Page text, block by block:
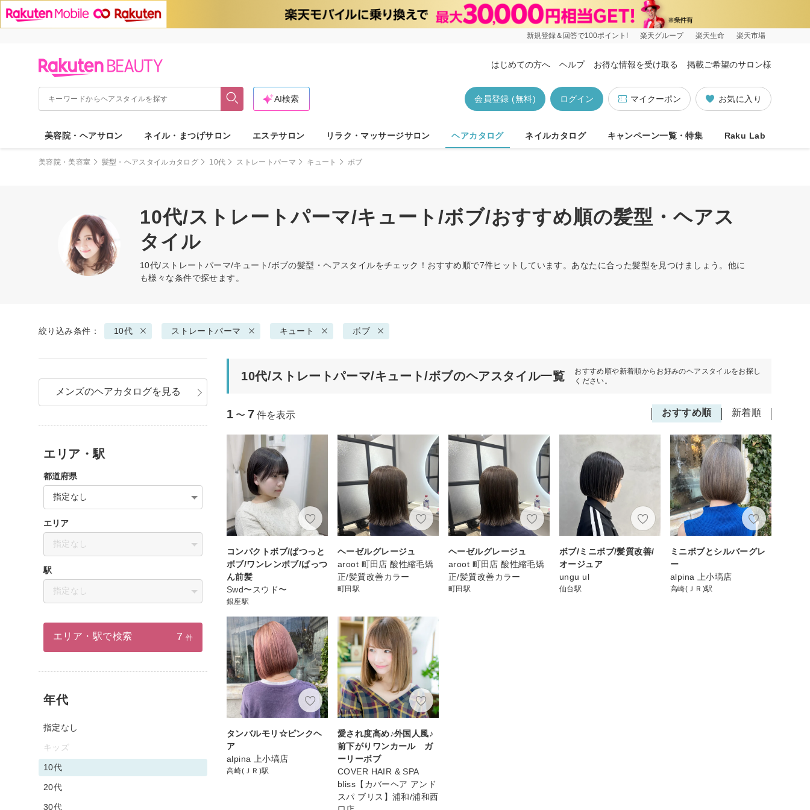
新規登録＆回答で100ポイント! 楽天グループ 楽天生命 楽天市場
はじめての方へ ヘルプ お得な情報を受け取る 掲載ご希望のサロン様
お気に入り
マイクーポン
ログイン
会員登録 (無料)
AI検索
美容院・ヘアサロン ネイル・まつげサロン エステサロン リラク・マッサージサロン ヘアカタログ ネイルカタログ キャンペーン一覧・特集 Raku Lab
美容院・美容室 髪型・ヘアスタイルカタログ 10代 ストレートパーマ キュート ボブ
10代/ストレートパーマ/キュート/ボブ/おすすめ順の髪型・ヘアス
タイル
10代/ストレートパーマ/キュート/ボブの髪型・ヘアスタイルをチェック！おすすめ順で7件ヒットしています。あなたに合った髪型を見つけましょう。他に
も様々な条件で探せます。
絞り込み条件： 10代 ストレートパーマ キュート ボブ
10代/ストレートパーマ/キュート/ボブのヘアスタイル一覧
おすすめ順や新着順からお好みのヘアスタイルをお探し
ください。
おすすめ順 新着順
1 〜 7 件を表示
コンパクトボブ/ぱつっと
ボブ/ワンレンボブ/ぱっつ
ん前髪
Swd〜スウド〜
銀座駅
ヘーゼルグレージュ
aroot 町田店 酸性縮毛矯
正/髪質改善カラー
町田駅
ヘーゼルグレージュ
aroot 町田店 酸性縮毛矯
正/髪質改善カラー
町田駅
ボブ/ミニボブ/髪質改善/
オージュア
ungu ul
仙台駅
ミニボブとシルバーグレ
ー
alpina 上小塙店
高崎(ＪＲ)駅
タンバルモリ☆ピンクヘ
ア
alpina 上小塙店
高崎(ＪＲ)駅
愛され度高め♪外国人風♪
前下がりワンカール ガ
ーリーボブ
COVER HAIR & SPA
bliss【カバーヘア アンド
スパ ブリス】浦和/浦和西
メンズのヘアカタログを見る
エリア・駅
都道府県
指定なし
エリア
指定なし
駅
指定なし
エリア・駅で検索 7 件
年代
指定なし
キッズ
10代
20代
30代